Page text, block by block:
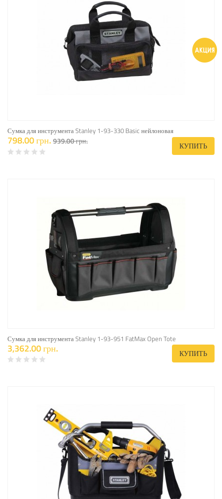
Сумка для инструмента Stanley 1-93-330 Basic нейлоновая
798.00 грн.939.00 грн. КУПИТЬ
Сумка для инструмента Stanley 1-93-951 FatMax Open Tote
3,362.00 грн. КУПИТЬ